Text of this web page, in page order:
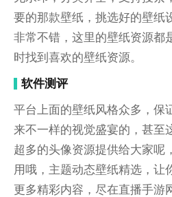
要的那款壁纸，挑选好的壁纸
非常不错，这里的壁纸资源都
时找到喜欢的壁纸资源。
软件测评
平台上面的壁纸风格众多，保
来不一样的视觉盛宴的，甚至
超多的头像资源提供给大家呢
用哦，主题动态壁纸精选，让
更多精彩内容，尽在直播手游